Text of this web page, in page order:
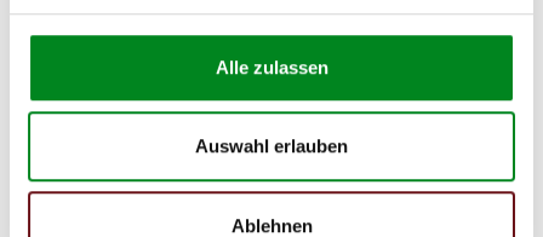
Alle zulassen
Auswahl erlauben
Ablehnen
Lenkgetriebe und Servopumpen
Die Qualität und Lebensdauer eines überholten Lenkgetriebes ist
Durch die Verwendung von Originalteilen und qualitativ
weniger als50%des Preises eines Originallenkgetriebes. Auf diese
Weise können Reparatur- und